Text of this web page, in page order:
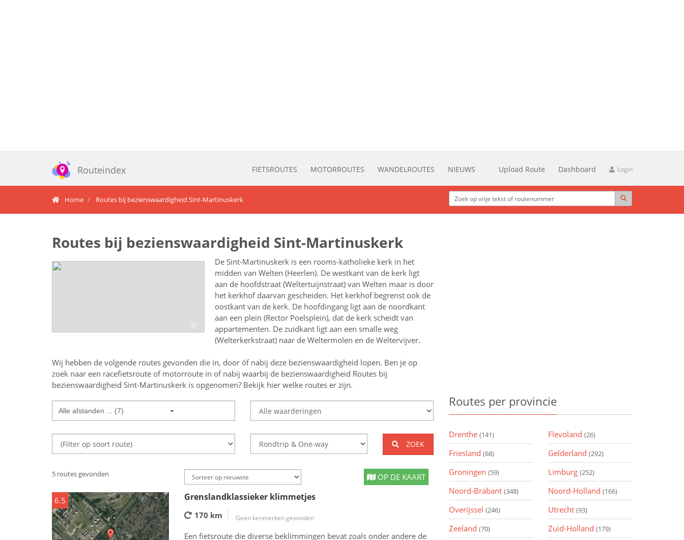
Routeindex FIETSROUTES MOTORROUTES WANDELROUTES NIEUWS Upload Route Dashboard Login
Home Routes bij bezienswaardigheid Sint-Martinuskerk
Routes bij bezienswaardigheid Sint-Martinuskerk
©
De Sint-Martinuskerk is een rooms-katholieke kerk in het
midden van Welten (Heerlen). De westkant van de kerk ligt
aan de hoofdstraat (Weltertuijnstraat) van Welten maar is door
het kerkhof daarvan gescheiden. Het kerkhof begrenst ook de
oostkant van de kerk. De hoofdingang ligt aan de noordkant
aan een plein (Rector Poelsplein), dat de kerk scheidt van
appartementen. De zuidkant ligt aan een smalle weg
(Welterkerkstraat) naar de Weltermolen en de Weltervijver.
Wij hebben de volgende routes gevonden die in, door óf nabij deze bezienswaardigheid lopen. Ben je op
zoek naar een racefietsroute of motorroute in of nabij waarbij de bezienswaardigheid Routes bij
bezienswaardigheid Sint-Martinuskerk is opgenomen? Bekijk hier welke routes er zijn.
Alle afstanden ... (7)
ZOEK
5 routes gevonden OP DE KAART
6.5 Grenslandklassieker klimmetjes
170 km Geen kenmerken gevonden
Een fietsroute die diverse beklimmingen bevat zoals onder andere de
Routes per provincie
Drenthe (141) Flevoland (26)
Friesland (68) Gelderland (292)
Groningen (59) Limburg (252)
Noord-Brabant (348) Noord-Holland (166)
Overijssel (246) Utrecht (93)
Zeeland (70) Zuid-Holland (179)